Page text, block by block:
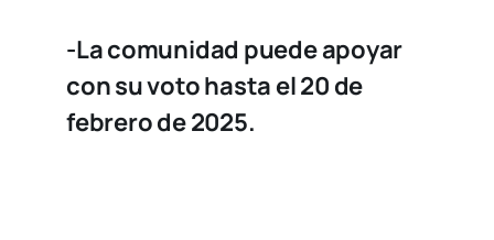
-La comunidad puede apoyar
con su voto hasta el 20 de
febrero de 2025.